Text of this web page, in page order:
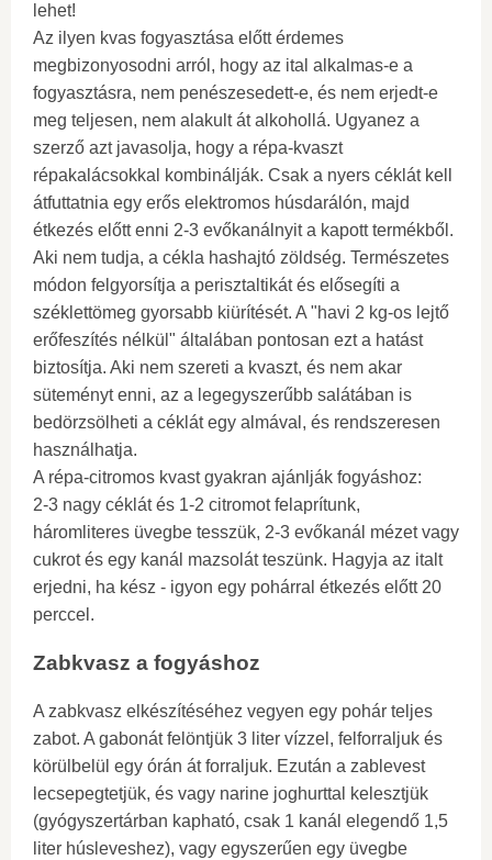
lehet!
Az ilyen kvas fogyasztása előtt érdemes
megbizonyosodni arról, hogy az ital alkalmas-e a
fogyasztásra, nem penészesedett-e, és nem erjedt-e
meg teljesen, nem alakult át alkohollá. Ugyanez a
szerző azt javasolja, hogy a répa-kvaszt
répakalácsokkal kombinálják. Csak a nyers céklát kell
átfuttatnia egy erős elektromos húsdarálón, majd
étkezés előtt enni 2-3 evőkanálnyit a kapott termékből.
Aki nem tudja, a cékla hashajtó zöldség. Természetes
módon felgyorsítja a perisztaltikát és elősegíti a
széklettömeg gyorsabb kiürítését. A "havi 2 kg-os lejtő
erőfeszítés nélkül" általában pontosan ezt a hatást
biztosítja. Aki nem szereti a kvaszt, és nem akar
süteményt enni, az a legegyszerűbb salátában is
bedörzsölheti a céklát egy almával, és rendszeresen
használhatja.
A répa-citromos kvast gyakran ajánlják fogyáshoz:
2-3 nagy céklát és 1-2 citromot felaprítunk,
háromliteres üvegbe tesszük, 2-3 evőkanál mézet vagy
cukrot és egy kanál mazsolát teszünk. Hagyja az italt
erjedni, ha kész - igyon egy pohárral étkezés előtt 20
perccel.
Zabkvasz a fogyáshoz
A zabkvasz elkészítéséhez vegyen egy pohár teljes
zabot. A gabonát felöntjük 3 liter vízzel, felforraljuk és
körülbelül egy órán át forraljuk. Ezután a zablevest
lecsepegtetjük, és vagy narine joghurttal kelesztjük
(gyógyszertárban kapható, csak 1 kanál elegendő 1,5
liter húsleveshez), vagy egyszerűen egy üvegbe